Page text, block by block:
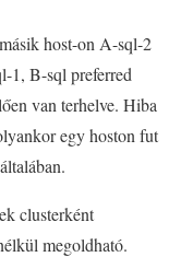
host-on A-sql-2
1, B-sql preferred
van terhelve. Hiba
egy hoston fut
clusterként
megoldható.